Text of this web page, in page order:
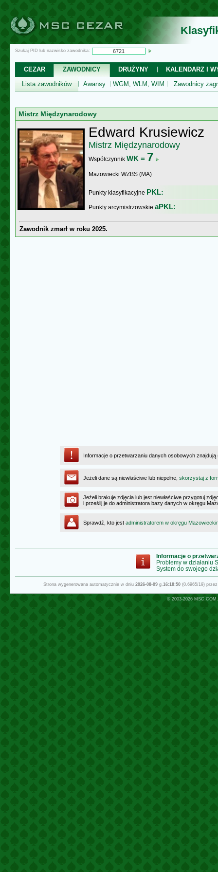
Szukaj PID lub nazwisko zawodnika:
CEZAR ZAWODNICY DRUŻYNY
KALENDARZ I
Lista zawodników
Awansy WGM, WLM, WIM Zawodnicy
Mistrz Międzynarodowy
Edward Krusiewicz
Mistrz Międzynarodowy
Współczynnik WK = 7
Mazowiecki WZBS (MA)
Punkty klasyfikacyjne PKL:
Punkty arcymistrzowskie aPKL:
Zawodnik zmarł w roku 2025.
Informacje o przetwarzaniu danych osobowych
Jeżeli dane są niewłaściwe lub niepełne, skorzystaj z
Jeżeli brakuje zdjęcia lub jest niewłaściwe przygotuj
i prześlij je do administratora bazy danych w okręgu
Sprawdź, kto jest administratorem w okręgu
Informacje o
Problemy w działaniu
System do swojego
Strona wygenerowana automatycznie w dniu 2026-08-09g.16:18:50(0.6965/19)
© 2003-2026